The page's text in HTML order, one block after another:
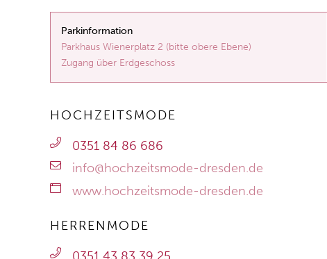
Parkinformation
Parkhaus Wienerplatz 2 (bitte obere Ebene)
Zugang über Erdgeschoss
HOCHZEITSMODE
0351 84 86 686
info@hochzeitsmode-dresden.de
www.hochzeitsmode-dresden.de
HERRENMODE